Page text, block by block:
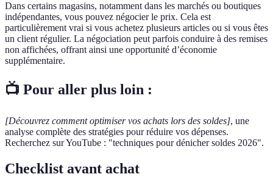
Dans certains magasins, notamment dans les marchés ou boutiques
indépendantes, vous pouvez négocier le prix. Cela est
particulièrement vrai si vous achetez plusieurs articles ou si vous êtes
un client régulier. La négociation peut parfois conduire à des remises
non affichées, offrant ainsi une opportunité d’économie
supplémentaire.
📺 Pour aller plus loin :
[Découvrez comment optimiser vos achats lors des soldes], une
analyse complète des stratégies pour réduire vos dépenses.
Recherchez sur YouTube : "techniques pour dénicher soldes 2026".
Checklist avant achat